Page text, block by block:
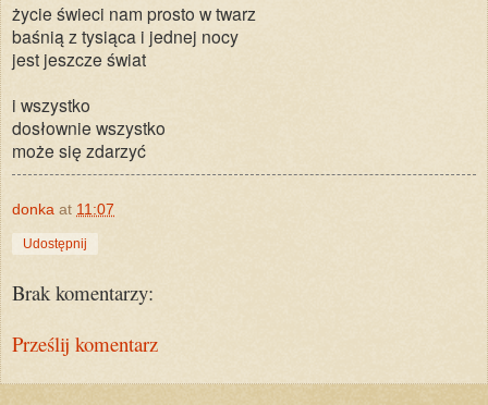
życie świeci nam prosto w twarz
baśnią z tysiąca i jednej nocy
jest jeszcze świat
i wszystko
dosłownie wszystko
może się zdarzyć
donka at 11:07
Udostępnij
Brak komentarzy:
Prześlij komentarz